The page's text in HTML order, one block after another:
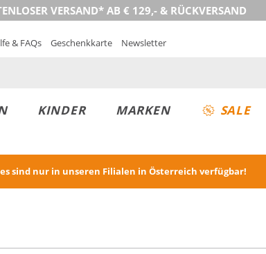
VERSAND* AB € 129,- & RÜCKVERSAND
& FAQs Geschenkkarte Newsletter
KINDER MARKEN SALE
sind nur in unseren Filialen in Österreich verfügbar!